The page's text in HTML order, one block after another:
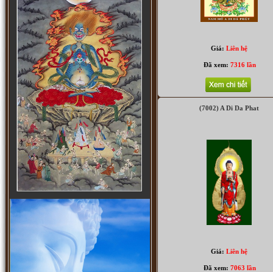
Địa Tạng Vương Bồ Tát (5912)
Cửu Huyền Thất Tổ (5525)
Giá: Liên hệ
Đã xem:7316 lần
(7002) A Di Da Phat
Giá: Liên hệ
Đã xem:7063 lần